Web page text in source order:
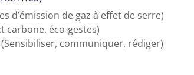
d’émission de gaz à effet de serre)
carbone, éco-gestes)
communiquer, rédiger)